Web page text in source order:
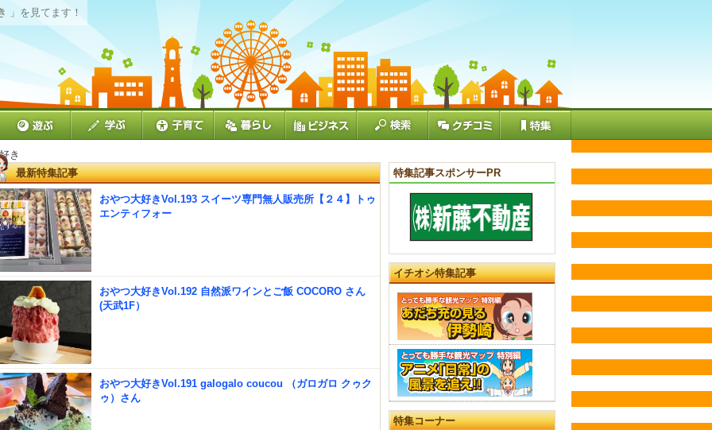
」を見てます！
き
最新特集記事
おやつ大好きVol.193 スイーツ専門無人販売所【２４】トゥ
エンティフォー
おやつ大好きVol.192 自然派ワインとご飯 COCORO さん
(天武1F）
おやつ大好きVol.191 galogalo coucou （ガロガロ クゥク
ゥ）さん
特集記事スポンサーPR
イチオシ特集記事
特集コーナー